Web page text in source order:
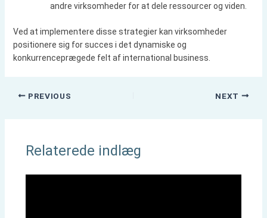
andre virksomheder for at dele ressourcer og viden.
Ved at implementere disse strategier kan virksomheder
positionere sig for succes i det dynamiske og
konkurrenceprægede felt af international business.
PREVIOUS NEXT
Relaterede indlæg